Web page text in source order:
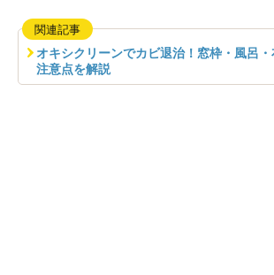
関連記事
オキシクリーンでカビ退治！窓枠・風呂
注意点を解説